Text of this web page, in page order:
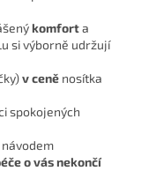
komforta
si výborně udržují
v ceně nosítka
spokojených
o vás nekončí